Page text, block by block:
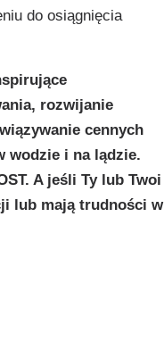
do osiągnięcia
rozwijanie
cennych
wodzie i na lądzie.
A jeśli Ty lub Twoi
lub mają trudności w